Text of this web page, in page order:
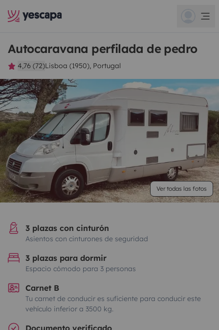
Autocaravana perfilada de pedro
4,76 (72)Lisboa (1950), Portugal
Ver todas las fotos
3 plazas con cinturón
Asientos con cinturones de seguridad
3 plazas para dormir
Espacio cómodo para 3 personas
Carnet B
Tu carnet de conducir es suficiente para conducir este
vehículo inferior a 3500 kg.
Documento verificado